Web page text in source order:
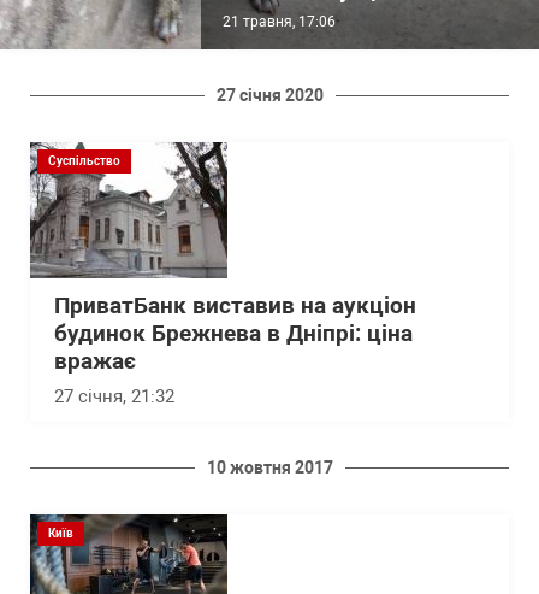
21 травня, 17:06
27 січня 2020
Суспільство
ПриватБанк виставив на аукціон
будинок Брежнева в Дніпрі: ціна
вражає
27 січня, 21:32
10 жовтня 2017
Київ